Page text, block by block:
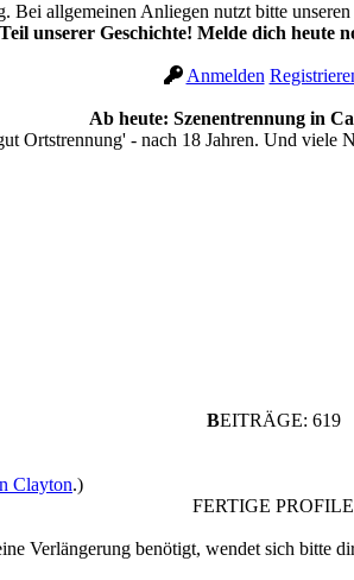
Bei allgemeinen Anliegen nutzt bitte unseren
unserer Geschichte! Melde dich heute
Anmelden
Ab heute: Szenentrennung in
Ortstrennung' - nach 18 Jahren. Und viele
BEITRÄGE: 619
Clayton.)
FERTIGE PROFILE
Verlängerung benötigt, wendet sich bitte